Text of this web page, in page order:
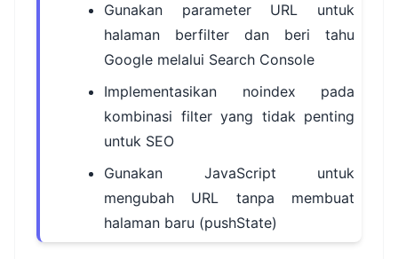
Gunakan parameter URL untuk
halaman berfilter dan beri tahu
Google melalui Search Console
Implementasikan noindex pada
kombinasi filter yang tidak penting
untuk SEO
Gunakan JavaScript untuk
mengubah URL tanpa membuat
halaman baru (pushState)